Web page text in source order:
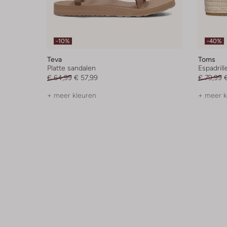
-10%
Teva
Platte sandalen
€ 64,99 € 57,99
+ meer kleuren
-40%
Toms
€ 79,99
+ meer